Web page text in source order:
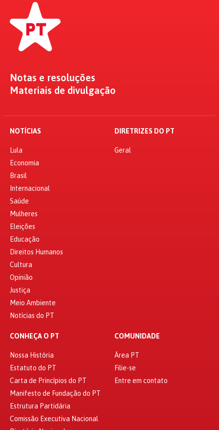
Notas e resoluções
Materiais de divulgação
NOTÍCIAS
Lula
Economia
Brasil
Internacional
Saúde
Mulheres
Eleições
Educação
Direitos Humanos
Cultura
Opinião
Justiça
Meio Ambiente
Notícias do PT
DIRETRIZES DO PT
Geral
CONHEÇA O PT
Nossa História
Estatuto do PT
Carta de Princípios do PT
Manifesto de Fundação do PT
Estrutura Partidária
Comissão Executiva Nacional
COMUNIDADE
Área PT
Filie-se
Entre em contato